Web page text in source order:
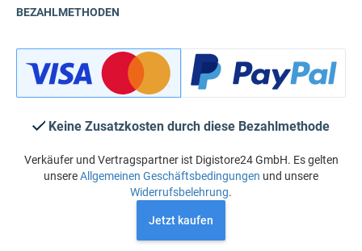
BEZAHLMETHODEN
Keine Zusatzkosten durch diese Bezahlmethode
Verkäufer und Vertragspartner ist Digistore24 GmbH. Es gelten
unsereAllgemeinen Geschäftsbedingungen und unsere
Widerrufsbelehrung.
Jetzt kaufen